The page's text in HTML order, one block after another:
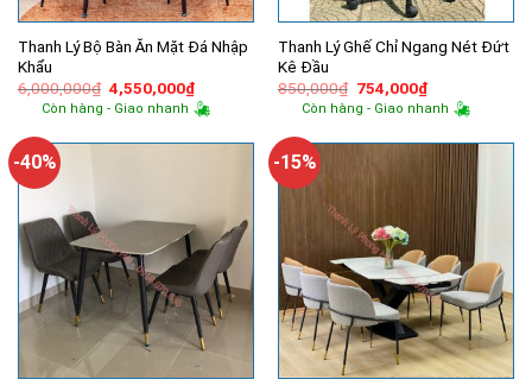
Thanh Lý Bộ Bàn Ăn Mặt Đá Nhập
Khẩu
6,000,000₫ Giá
gốc
là:
4,550,000₫Giá
hiện
tại
4,550,000₫.
Còn hàng - Giao nhanh
Thanh Lý Ghế Chỉ Ngang Nét Đứt
Kê Đầu
850,000₫ Giá
gốc
là:
754,000₫Giá
hiện
tại
754,000₫.
Còn hàng - Giao nhanh
-40% -15%